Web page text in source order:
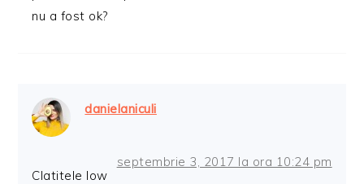
nu a fost ok?
danielaniculi
septembrie 3, 2017 la ora 10:24 pm
Clatitele low